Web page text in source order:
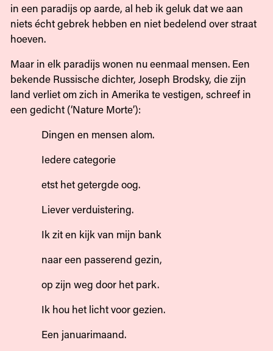
in een paradijs op aarde, al heb ik geluk dat we aan
niets écht gebrek hebben en niet bedelend over straat
hoeven.
Maar in elk paradijs wonen nu eenmaal mensen. Een
bekende Russische dichter, Joseph Brodsky, die zijn
land verliet om zich in Amerika te vestigen, schreef in
een gedicht (‘Nature Morte’):
Dingen en mensen alom.
Iedere categorie
etst het getergde oog.
Liever verduistering.
Ik zit en kijk van mijn bank
naar een passerend gezin,
op zijn weg door het park.
Ik hou het licht voor gezien.
Een januarimaand.